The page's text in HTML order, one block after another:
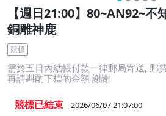
【週日21:00】80~AN92~不
銅雕神鹿
競標
需於五日內結帳付款一律郵局寄送, 郵
再請斟酌下標的金額 謝謝
競標已結束 2026/06/07 21:07:00